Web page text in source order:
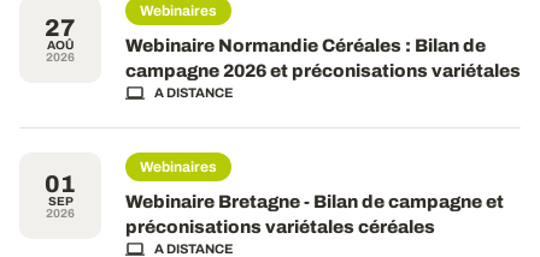
27
AOÛ
2026
Webinaires
Webinaire Normandie Céréales : Bilan de
campagne 2026 et préconisations variétales
A DISTANCE
01
SEP
2026
Webinaires
Webinaire Bretagne - Bilan de campagne et
préconisations variétales céréales
A DISTANCE